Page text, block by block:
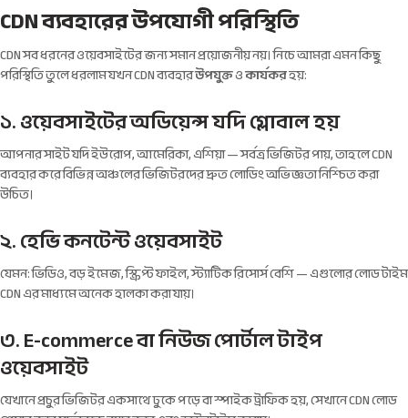
CDN ব্যবহারের উপযোগী পরিস্থিতি
CDN সব ধরনের ওয়েবসাইটের জন্য সমান প্রয়োজনীয় নয়। নিচে আমরা এমন কিছু
পরিস্থিতি তুলে ধরলাম যখন CDN ব্যবহারউপযুক্তওকার্যকরহয়:
১. ওয়েবসাইটের অডিয়েন্স যদি গ্লোবাল হয়
আপনার সাইট যদি ইউরোপ, আমেরিকা, এশিয়া — সর্বত্র ভিজিটর পায়, তাহলে CDN
ব্যবহার করে বিভিন্ন অঞ্চলের ভিজিটরদের দ্রুত লোডিং অভিজ্ঞতা নিশ্চিত করা
উচিত।
২. হেভি কনটেন্ট ওয়েবসাইট
যেমন: ভিডিও, বড় ইমেজ, স্ক্রিপ্ট ফাইল, স্ট্যাটিক রিসোর্স বেশি — এগুলোর লোড টাইম
CDN এর মাধ্যমে অনেক হালকা করা যায়।
৩. E-commerce বা নিউজ পোর্টাল টাইপ
ওয়েবসাইট
যেখানে প্রচুর ভিজিটর একসাথে ঢুকে পড়ে বা স্পাইক ট্রাফিক হয়, সেখানে CDN লোড